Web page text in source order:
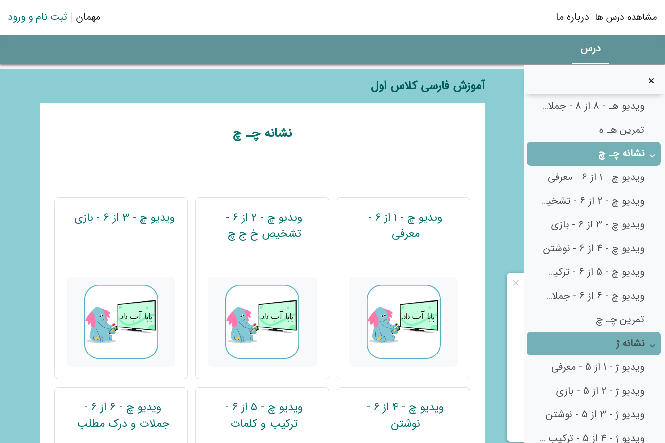
مشاهده درس ها درباره ما مهمان ثبت نام و ورود
درس
ویدیو هـ - 5 از 8 - نوشتن (2)
ویدیو هـ - 8 از 8 - جملات و درک مطلب
تمرین هـ ه
جمع‌کردن
نشانه چـ چ
ویدیو چ - 1 از 6 - معرفی
ویدیو چ - 2 از 6 - تشخیص خ ج چ
ویدیو چ - 3 از 6 - بازی
ویدیو چ - 4 از 6 - نوشتن
ویدیو چ - 5 از 6 - ترکیب و کلمات
ویدیو چ - 6 از 6 - جملات و درک مطلب
تمرین چـ چ
جمع‌کردن
نشانه ژ
ویدیو ژ - 1 از 5 - معرفی
ویدیو ژ - 2 از 5 - بازی
ویدیو ژ - 3 از 5 - نوشتن
ویدیو ژ - 4 از 5 - ترکیب و کلمات
آموزش فارسی کلاس اول
نشانه چـ چ
ویدیو چ - 1 از 6 -
معرفی
ویدیو چ - 2 از 6 -
تشخیص خ ج چ
ویدیو چ - 3 از 6 - بازی پیوند
ویدیو چ - 4 از 6 -
نوشتنپیوند
ویدیو چ - 5 از 6 -
ترکیب و کلماتپیوند
ویدیو چ - 6 از 6 -
جملات و درک مطلب